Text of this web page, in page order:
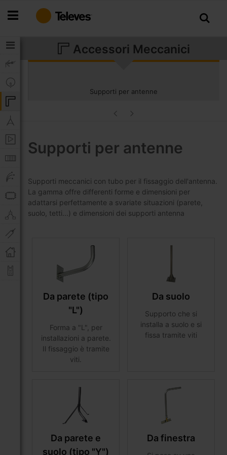
al
Accessori Meccanici
Supporti per antenne
Supporti per antenne
Supporti meccanici con tubo per il fissaggio dell'antenna.
La gamma offre differenti forme e dimensioni per
adattarsi perfettamente a svariate situazioni (parete,
suolo, tetti...) e dimensioni dei supporti antenna
Da parete (tipo
"L")
Forma a "L", per
installazioni a parete.
Il fissaggio è tramite
viti.
Da suolo
Supporto che si
installa a suolo e si
fissa tramite viti
Da parete e
suolo (tipo "Y")
Da finestra